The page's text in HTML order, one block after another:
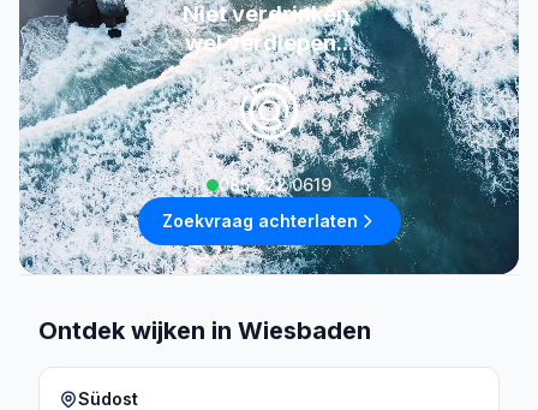
Niet verdrinken,
wel verdiepen...
085 222 0619
Zoekvraag achterlaten
Ontdek wijken in Wiesbaden
Südost